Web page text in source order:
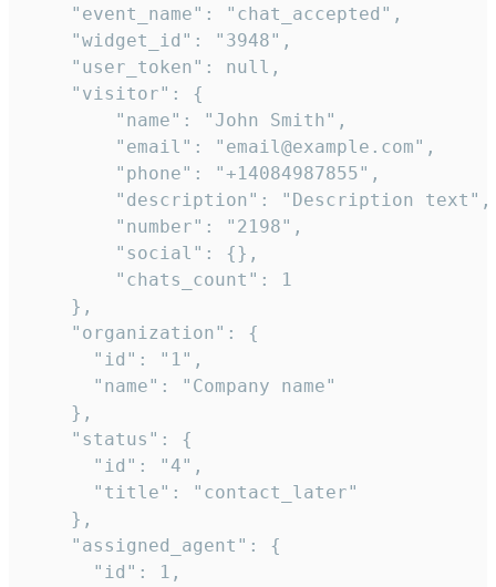
    "event_name": "chat_accepted",
    "widget_id": "3948",
    "user_token": null,
    "visitor": {
        "name": "John Smith",
        "email": "email@example.com",
        "phone": "+14084987855",
        "description": "Description text",
        "number": "2198",
        "social": {},
        "chats_count": 1
    },
    "organization": {
      "id": "1",
      "name": "Company name"
    },
    "status": {
      "id": "4",
      "title": "contact_later"
    },
    "assigned_agent": {
      "id": 1,